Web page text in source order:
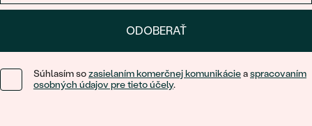
ODOBERAŤ
Súhlasím sozasielaním komerčnej komunikácieaspracovaním
osobných údajov pre tieto účely.